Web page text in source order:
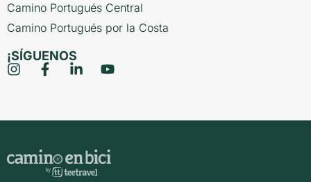
Camino Portugués Central
Camino Portugués por la Costa
¡SÍGUENOS